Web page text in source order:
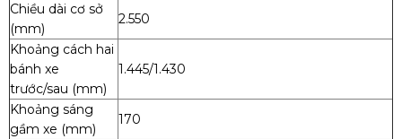
Chiều dài cơ sở
(mm)
2.550
Khoảng cách hai
bánh xe
trước/sau (mm)
1.445/1.430
Khoảng sáng
gầm xe (mm)
170